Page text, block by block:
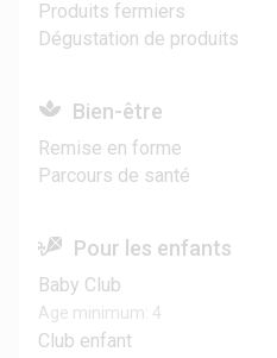
Produits fermiers
Dégustation de produits
Bien-être
Remise en forme
Parcours de santé
Pour les enfants
Baby Club
Age minimum: 4
Club enfant